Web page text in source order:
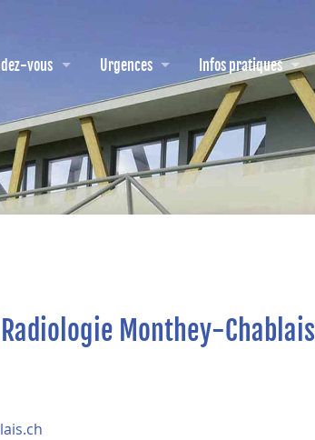
vous Urgences Infos pratiques
Monthey-Chablais